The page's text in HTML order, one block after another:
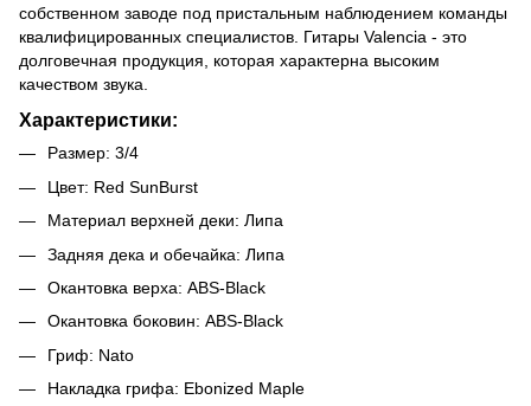
собственном заводе под пристальным наблюдением команды
квалифицированных специалистов. Гитары Valencia - это
долговечная продукция, которая характерна высоким
качеством звука.
Характеристики:
Размер: 3/4
Цвет: Red SunBurst
Материал верхней деки: Липа
Задняя дека и обечайка: Липа
Окантовка верха: ABS-Black
Окантовка боковин: ABS-Black
Гриф: Nato
Накладка грифа: Ebonized Maple